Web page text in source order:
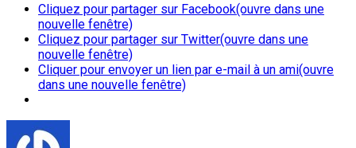
Cliquez pour partager sur Facebook(ouvre dans une
nouvelle fenêtre)
Cliquez pour partager sur Twitter(ouvre dans une
nouvelle fenêtre)
Cliquer pour envoyer un lien par e-mail à un ami(ouvre
dans une nouvelle fenêtre)